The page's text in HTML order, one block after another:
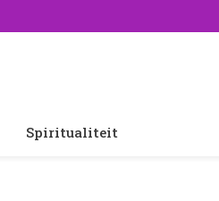
Spiritualiteit